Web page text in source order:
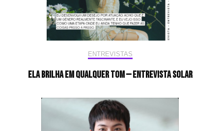
ENTREVISTAS
Ela brilha em qualquer tom — Entrevista Solar